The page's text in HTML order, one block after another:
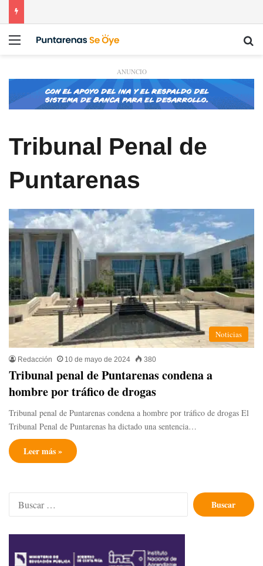
Menú
ANUNCIO
Tribunal Penal de
Puntarenas
Noticias
Redacción 10 de mayo de 2024 380
Tribunal penal de Puntarenas condena a
hombre por tráfico de drogas
Tribunal penal de Puntarenas condena a hombre por tráfico de drogas El
Tribunal Penal de Puntarenas ha dictado una sentencia…
Leer más »
Buscar: